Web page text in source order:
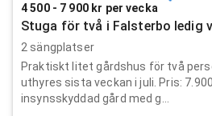
4 500 - 7 900 kr per vecka
Stuga för två i Falsterbo ledig
2 sängplatser
Praktiskt litet gårdshus för två
uthyres sista veckan i juli. Pris:
insynsskyddad gård med g...